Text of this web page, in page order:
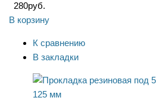
280руб.
В корзину
К сравнению
В закладки